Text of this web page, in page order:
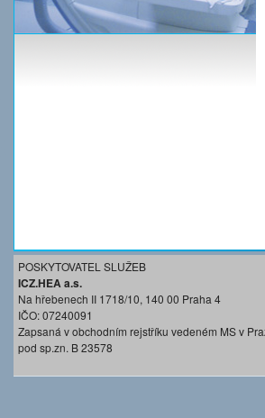
POSKYTOVATEL SLUŽEB
ICZ.HEA a.s.
Na hřebenech II 1718/10, 140 00 Praha 4
IČO: 07240091
Zapsaná v obchodním rejstříku vedeném MS v
pod sp.zn. B 23578